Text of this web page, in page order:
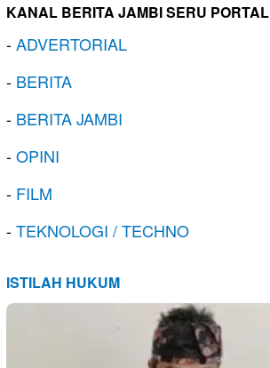
KANAL BERITA JAMBI SERU PORTAL
-ADVERTORIAL
- BERITA
- BERITA JAMBI
-OPINI
- FILM
-TEKNOLOGI / TECHNO
ISTILAH HUKUM